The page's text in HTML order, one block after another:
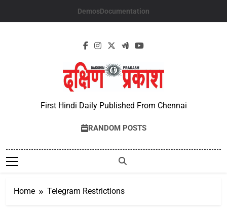
DemosDocumentation
First Hindi Daily Published From Chennai
RANDOM POSTS
Home Telegram Restrictions